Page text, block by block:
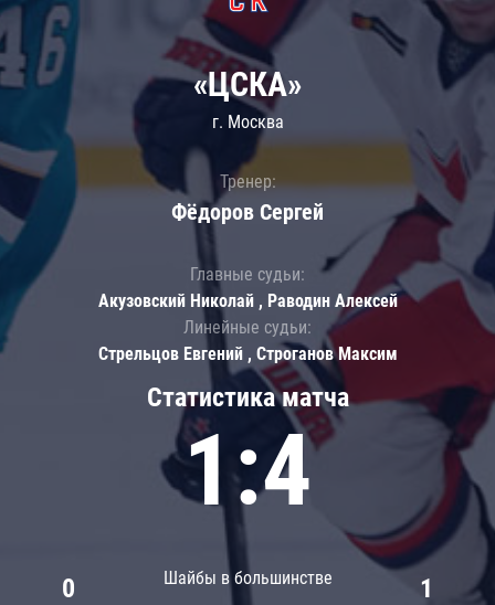
Статистика матча
1:4
Шайбы в большинстве
0 1
«ЦСКА»
г. Москва
Тренер:
Фёдоров Сергей
Главные судьи:
Акузовский Николай , Раводин Алексей
Линейные судьи:
Стрельцов Евгений , Строганов Максим